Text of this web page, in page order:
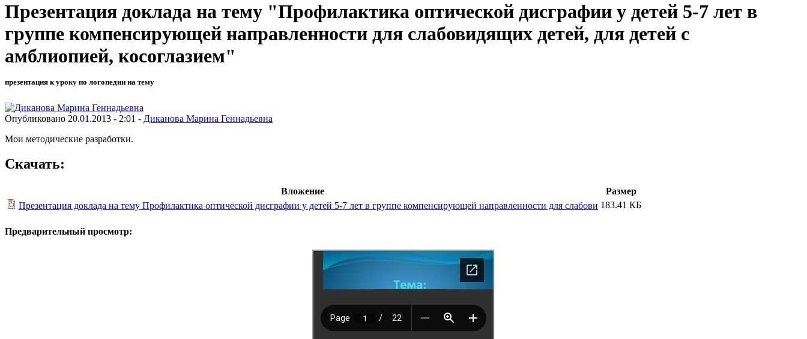
Презентация доклада на тему "Профилактика оптической дисграфии у детей 5-7 лет в
группе компенсирующей направленности для слабовидящих детей, для детей с
амблиопией, косоглазием"
презентация к уроку по логопедии на тему
Опубликовано 20.01.2013 - 2:01 - Диканова Марина Геннадьевна
Мои методические разработки.
Скачать:
Вложение
Размер
Презентация доклада на тему Профилактика оптической дисграфии у детей 5-7 лет в группе компенсирующей направленности для слабови 183.41 КБ
Предварительный просмотр: